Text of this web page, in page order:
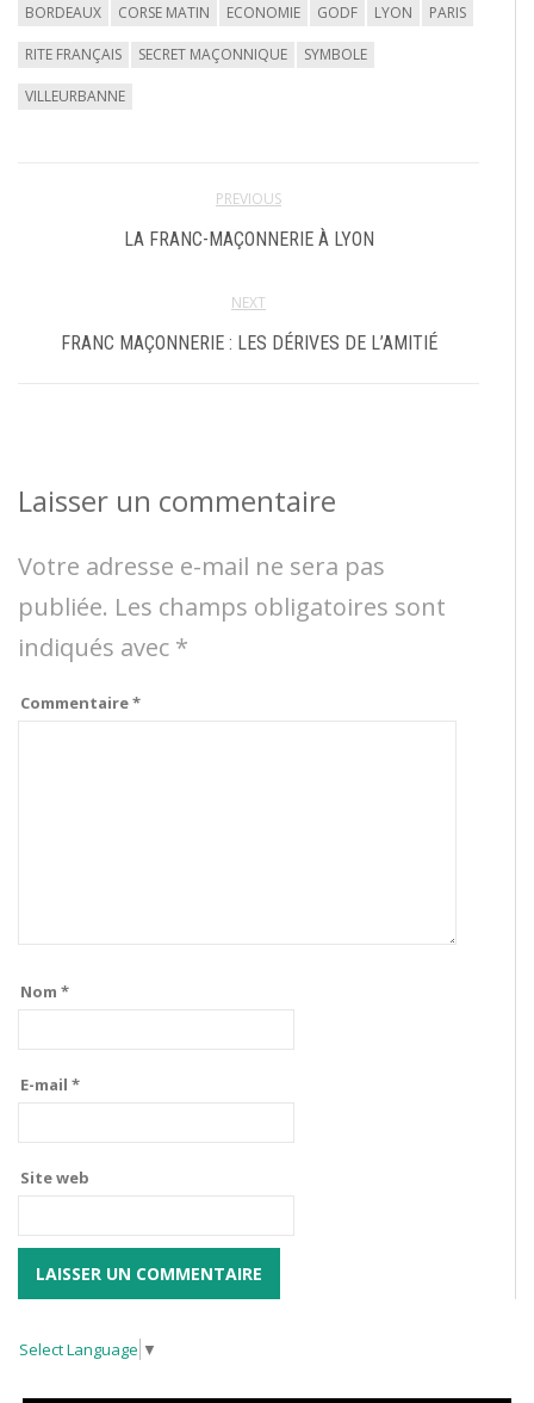
BORDEAUX CORSE MATIN ECONOMIE GODF LYON PARIS
RITE FRANÇAIS SECRET MAÇONNIQUE SYMBOLE
VILLEURBANNE
PREVIOUS
LA FRANC-MAÇONNERIE À LYON
NEXT
FRANC MAÇONNERIE : LES DÉRIVES DE L’AMITIÉ
Laisser un commentaire
Votre adresse e-mail ne sera pas
publiée. Les champs obligatoires sont
indiqués avec *
Commentaire*
Nom *
E-mail *
Site web
Select Language ▼